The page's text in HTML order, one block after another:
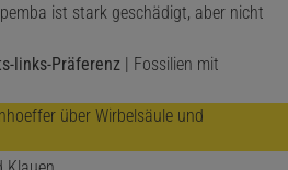
ist stark geschädigt, aber nicht
links-Präferenz | Fossilien mit
über Wirbelsäule und